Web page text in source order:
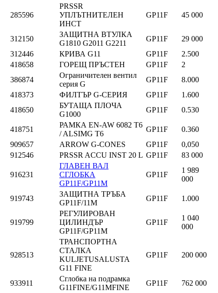
285596
PRSSR
УПЛЪТНИТЕЛЕН
ИНСТ
GP11F 45 000
312150
ЗАЩИТНА ВТУЛКА
G1810 G2011 G2211
GP11F
29 000
312446
КРИВА G11 GP11F
2.500
418658
ГОРЕЩ ПРЪСТЕН GP11F
2
386874
Ограничителен вентил
серия G
GP11F
8.000
418373
ФИЛТЪР G-СЕРИЯ GP11F
1.600
418650
БУТАЩА ПЛОЧА
G1000
GP11F 0.530
418751
РАМКА EN-AW 6082 T6
/ ALSIMG T6
GP11F
0.360
909657
ARROW G-CONES GP11F
0,050
912546
PRSSR ACCU INST 20 L GP11F 83 000
916231
ГЛАВЕН ВАЛ
СГЛОБКА
GP11F/GP11M
GP11F
1 989
000
919743
ЗАЩИТНА ТРЪБА
GP11F/11M
GP11F 1.000
919799
РЕГУЛИРОВАН
ЦИЛИНДЪР
GP11F/GP11M
GP11F
1 040
000
928513
ТРАНСПОРТНА
СТАЛКА
KULJETUSALUSTA
G11 FINE
GP11F 200 000
933911
Сглобка на подрамка
G11FINE/G11MFINE
GP11F 762 000